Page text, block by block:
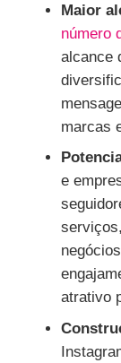
Maior
número
alcance
marcas
e
atrativo